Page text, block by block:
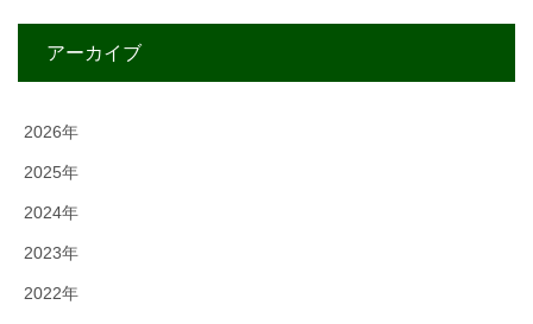
アーカイブ
2026年
2025年
2024年
2023年
2022年